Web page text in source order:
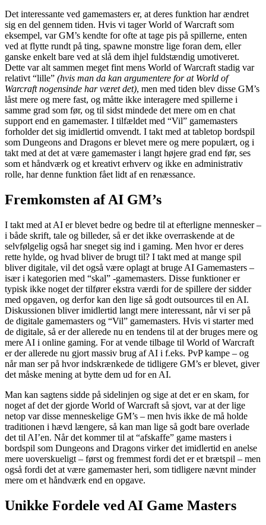
Det interessante ved gamemasters er, at deres funktion har ændret
sig en del gennem tiden. Hvis vi tager World of Warcraft som
eksempel, var GM’s kendte for ofte at tage pis på spillerne, enten
ved at flytte rundt på ting, spawne monstre lige foran dem, eller
ganske enkelt bare ved at slå dem ihjel fuldstændig umotiveret.
Dette var alt sammen meget fint mens World of Warcraft stadig var
relativt “lille” (hvis man da kan argumentere for at World of
Warcraft nogensinde har været det), men med tiden blev disse GM’s
låst mere og mere fast, og måtte ikke interagere med spillerne i
samme grad som før, og til sidst mindede det mere om en chat
support end en gamemaster. I tilfældet med “Vil” gamemasters
forholder det sig imidlertid omvendt. I takt med at tabletop bordspil
som Dungeons and Dragons er blevet mere og mere populært, og i
takt med at det at være gamemaster i langt højere grad end før, ses
som et håndværk og et kreativt erhverv og ikke en administrativ
rolle, har denne funktion fået lidt af en renæssance.
Fremkomsten af AI GM’s
I takt med at AI er blevet bedre og bedre til at efterligne mennesker –
i både skrift, tale og billeder, så er det ikke overraskende at de
selvfølgelig også har sneget sig ind i gaming. Men hvor er deres
rette hylde, og hvad bliver de brugt til? I takt med at mange spil
bliver digitale, vil det også være oplagt at bruge AI Gamemasters –
især i kategorien med “skal” -gamemasters. Disse funktioner er
typisk ikke noget der tilfører ekstra værdi for de spillere der sidder
med opgaven, og derfor kan den lige så godt outsources til en AI.
Diskussionen bliver imidlertid langt mere interessant, når vi ser på
de digitale gamemasters og “Vil” gamemasters. Hvis vi starter med
de digitale, så er der allerede nu en tendens til at der bruges mere og
mere AI i online gaming. For at vende tilbage til World of Warcraft
er der allerede nu gjort massiv brug af AI i f.eks. PvP kampe – og
når man ser på hvor indskrænkede de tidligere GM’s er blevet, giver
det måske mening at bytte dem ud for en AI.
Man kan sagtens sidde på sidelinjen og sige at det er en skam, for
noget af det der gjorde World of Warcraft så sjovt, var at der lige
netop var disse menneskelige GM’s – men hvis ikke de må holde
traditionen i hævd længere, så kan man lige så godt bare overlade
det til AI’en. Når det kommer til at “afskaffe” game masters i
bordspil som Dungeons and Dragons virker det imidlertid en anelse
mere uoverskueligt – først og fremmest fordi det er et brætspil – men
også fordi det at være gamemaster heri, som tidligere nævnt minder
mere om et håndværk end en opgave.
Unikke Fordele ved AI Game Masters